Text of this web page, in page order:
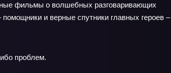
фильмы о волшебных разговаривающих
и верные спутники главных героев –
проблем.